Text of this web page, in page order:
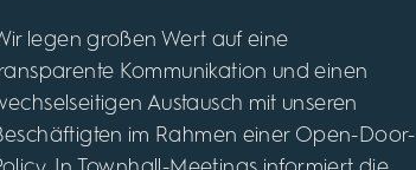
legen großen Wert auf eine
Kommunikation und einen
Austausch mit unseren
im Rahmen einer Open-Door-